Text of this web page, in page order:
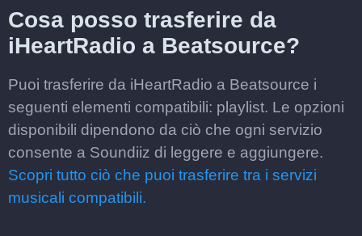
Cosa posso trasferire da
iHeartRadio a Beatsource?
Puoi trasferire da iHeartRadio a Beatsource i
seguenti elementi compatibili: playlist. Le opzioni
disponibili dipendono da ciò che ogni servizio
consente a Soundiiz di leggere e aggiungere.
Scopri tutto ciò che puoi trasferire tra i servizi
musicali compatibili.